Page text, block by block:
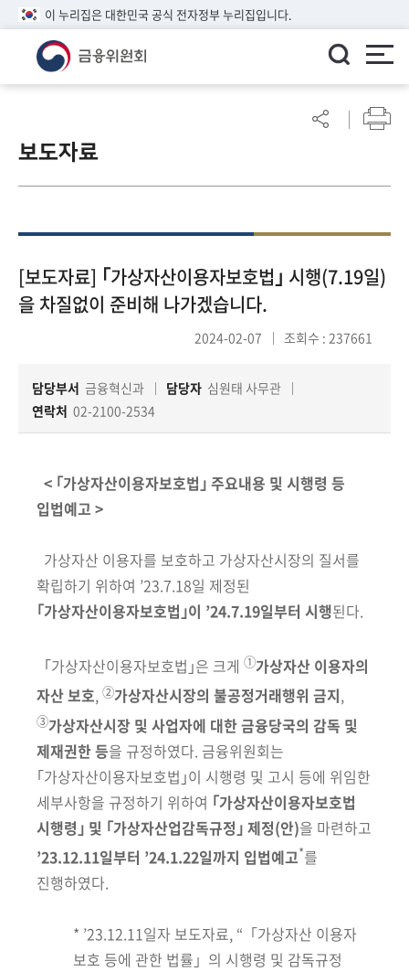
이 누리집은 대한민국 공식 전자정부 누리집입니다.
린
이알
참
여
마
책
마
보도자료
[보도자료] ｢가상자산이용자보호법｣ 시행(7.19일)
을 차질없이 준비해 나가겠습니다.
2024-02-07 조회수 : 237661
담당부서 금융혁신과 담당자 심원태 사무관
연락처 02-2100-2534
< ｢가상자산이용자보호법｣ 주요내용 및 시행령 등
입법예고 >
가상자산 이용자를 보호하고 가상자산시장의 질서를
확립하기 위하여 ’23.7.18일 제정된
｢가상자산이용자보호법｣이 ’24.7.19일부터 시행된다.
｢가상자산이용자보호법｣은 크게 ①가상자산 이용자의
자산 보호, ②가상자산시장의 불공정거래행위 금지,
③가상자산시장 및 사업자에 대한 금융당국의 감독 및
제재권한 등을 규정하였다. 금융위원회는
｢가상자산이용자보호법｣이 시행령 및 고시 등에 위임한
세부사항을 규정하기 위하여 ｢가상자산이용자보호법
시행령｣ 및 ｢가상자산업감독규정｣ 제정(안)을 마련하고
’23.12.11일부터 ’24.1.22일까지 입법예고*를
진행하였다.
* ’23.12.11일자 보도자료, “「가상자산 이용자
보호 등에 관한 법률」의 시행령 및 감독규정